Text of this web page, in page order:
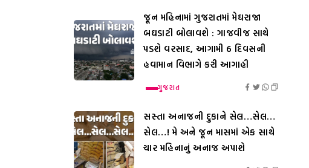
જૂન મહિનામાં ગુજરાતમાં મેઘરાજા
બઘડાટી બોલાવશે : ગાજવીજ સાથે
પડશે વરસાદ, આગામી 6 દિવસની
હવામાન વિભાગે કરી આગાહી
ગુજરાત
સસ્તા અનાજની દુકાને સેલ…સેલ…
સેલ…! મે અને જૂન માસમાં એક સાથે
ચાર મહિનાનું અનાજ અપાશે